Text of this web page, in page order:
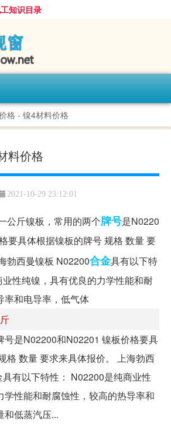
知识目录
格 - 镍4材料价格
料价格
2021-10-29 23:12:01
公斤镍板，常用的两个牌号是N0220
要具体根据镍板的牌号 规格 数量 要
勃西曼镍板 N02200合金具有以下特
性纯镍，具有优良的力学性能和耐
率和电导率，低气体
号是N02200和N02201 镍板价格要具
格 数量 要求来具体报价。 上海勃西
有以下特性： N02200是纯商业性
学性能和耐腐蚀性，较高的热导率和
和低蒸汽压...